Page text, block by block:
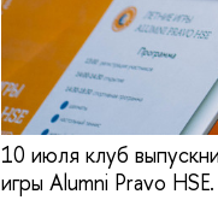
10 июля клуб
игры Alumni Pravo HSE.